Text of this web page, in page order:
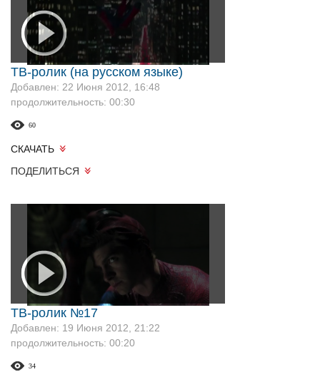
ТВ-ролик (на русском языке)
Добавлен: 22 Июня 2012, 16:48
продолжительность: 00:30
60
СКАЧАТЬ
ПОДЕЛИТЬСЯ
ТВ-ролик №17
Добавлен: 19 Июня 2012, 21:22
продолжительность: 00:20
34